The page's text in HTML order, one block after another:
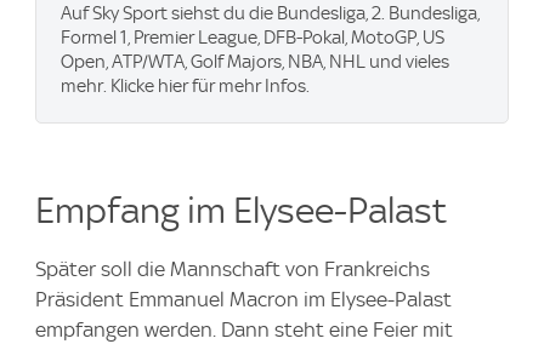
Auf Sky Sport siehst du die Bundesliga, 2. Bundesliga,
Formel 1, Premier League, DFB-Pokal, MotoGP, US
Open, ATP/WTA, Golf Majors, NBA, NHL und vieles
mehr. Klicke hier für mehr Infos.
Empfang im Elysee-Palast
Später soll die Mannschaft von Frankreichs
Präsident Emmanuel Macron im Elysee-Palast
empfangen werden. Dann steht eine Feier mit